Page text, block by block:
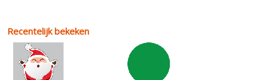
Recentelijk bekeken